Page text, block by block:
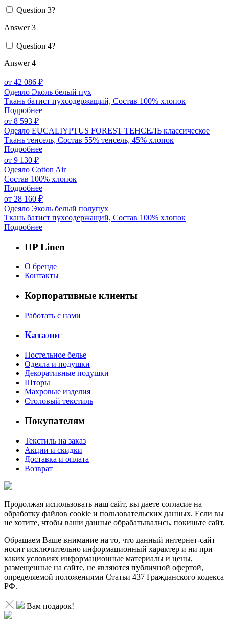
Question 3?
Answer 3
Question 4?
Answer 4
от 42 086 ₽
Одеяло Эколь белый пух
Ткань батист пухсодержащий, Состав 100% хлопок
Подробнее
от 8 593 ₽
Одеяло EUCALIYPTUS FOREST ТЕНСЕЛЬ классическое
Ткань тенсель, Состав 55% тенсель, 45% хлопок
Подробнее
от 9 130 ₽
Одеяло Cotton Air
Состав 100% хлопок
Подробнее
от 28 160 ₽
Одеяло Эколь белый полупух
Ткань батист пухсодержащий, Состав 100% хлопок
Подробнее
HP Linen
О бренде
Контакты
Корпоративные клиенты
Работать с нами
Каталог
Постельное белье
Одеяла и подушки
Декоративные подушки
Шторы
Махровые изделия
Столовый текстиль
Покупателям
Текстиль на заказ
Акции и скидки
Доставка и оплата
Возврат
Продолжая использовать наш сайт, вы даете согласие на
обработку файлов cookie и пользовательских данных. Если вы
не хотите, чтобы ваши данные обрабатывались, покиньте сайт.
Обращаем Ваше внимание на то, что данный интернет-сайт
носит исключительно информационный характер и ни при
каких условиях информационные материалы и цены,
размещенные на сайте, не являются публичной офертой,
определяемой положениями Статьи 437 Гражданского кодекса
РФ.
Вам подарок!